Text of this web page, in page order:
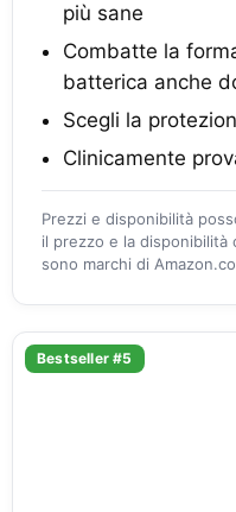
più sane
Combatte la
batterica anche
Scegli la
Clinicamente
Prezzi e disponibilità
il prezzo e la disponibilità
sono marchi di
Bestseller #5